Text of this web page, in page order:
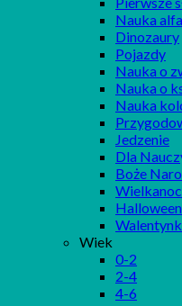
Nauka
Dinozaury
Pojazdy
Nauka o
Nauka o
Nauka
Jedzenie
Dla
Boże
Halloween
Wiek
0-2
2-4
4-6